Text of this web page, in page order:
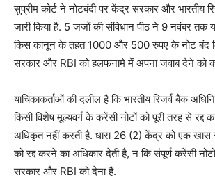
सुप्रीम कोर्ट ने नोटबंदी पर केंद्र सरकार और भारतीय
जारी किया है. 5 जजों की संविधान पीठ ने 9 नवंबर तक
किस कानून के तहत 1000 और 500 रुपए के नोट बंद
सरकार और RBI को हलफनामे में अपना जवाब देने को
याचिकाकर्ताओं की दलील है कि भारतीय रिजर्व बैंक
किसी विशेष मूल्यवर्ग के करेंसी नोटों को पूरी तरह से
अधिकृत नहीं करती है. धारा 26 (2) केंद्र को एक खास
को रद्द करने का अधिकार देती है, न कि संपूर्ण करेंसी
सरकार और RBI को देना है.